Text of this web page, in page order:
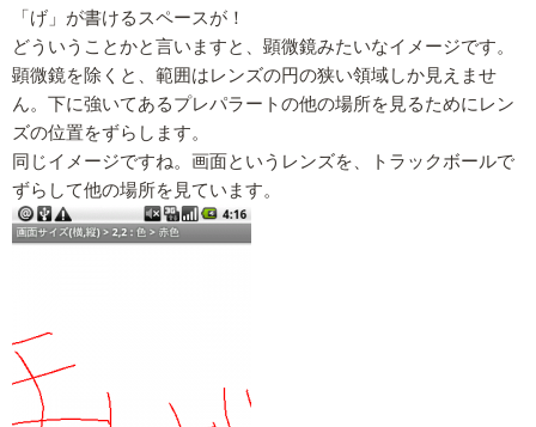
「げ」が書けるスペースが！
どういうことかと言いますと、顕微鏡みたいなイメージです。
顕微鏡を除くと、範囲はレンズの円の狭い領域しか見えませ
ん。下に強いてあるプレパラートの他の場所を見るためにレン
ズの位置をずらします。
同じイメージですね。画面というレンズを、トラックボールで
ずらして他の場所を見ています。